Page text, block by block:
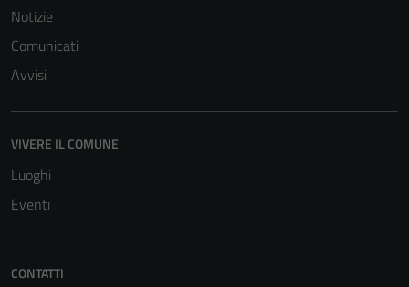
Notizie
Comunicati
Avvisi
VIVERE IL COMUNE
Luoghi
Eventi
CONTATTI